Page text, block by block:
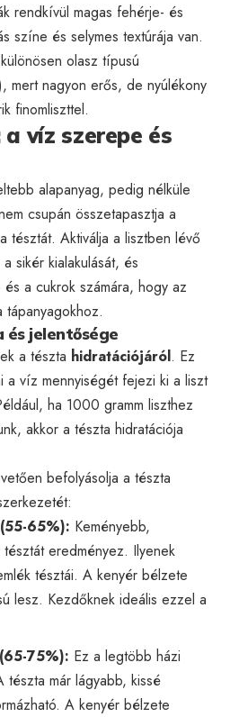
rendkívül magas fehérje- és
színe és selymes textúrája van.
olasz típusú
mert nagyon erős, de nyúlékony
finomliszttel.
víz szerepe és
alapanyag, pedig nélküle
csupán összetapasztja a
tésztát. Aktiválja a lisztben lévő
sikér kialakulását, és
a cukrok számára, hogy az
és jelentősége
a tészta hidratációjáról. Ez
a víz mennyiségét fejezi ki a liszt
ha 1000 gramm liszthez
akkor a tészta hidratációja
befolyásolja a tészta
65%): Keményebb,
eredményez. Ilyenek
tésztái. A kenyér bélzete
lesz. Kezdőknek ideális ezzel a
75%): Ez a legtöbb házi
már lágyabb, kissé
A kenyér bélzete